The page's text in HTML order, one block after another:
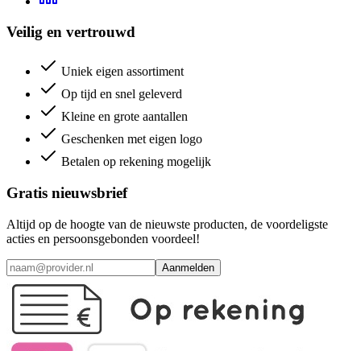
Veilig en vertrouwd
Uniek eigen assortiment
Op tijd en snel geleverd
Kleine en grote aantallen
Geschenken met eigen logo
Betalen op rekening mogelijk
Gratis nieuwsbrief
Altijd op de hoogte van de nieuwste producten, de voordeligste
acties en persoonsgebonden voordeel!
Aanmelden